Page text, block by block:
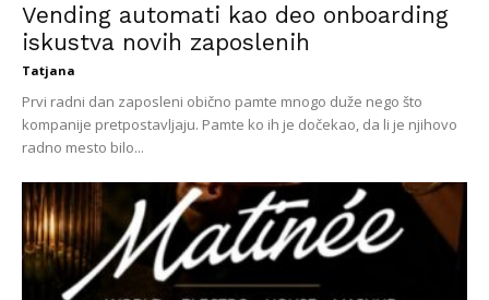
Vending automati kao deo onboarding
iskustva novih zaposlenih
Tatjana
Prvi radni dan zaposleni obično pamte mnogo duže nego što
kompanije pretpostavljaju. Pamte ko ih je dočekao, da li je njihovo
radno mesto bilo...